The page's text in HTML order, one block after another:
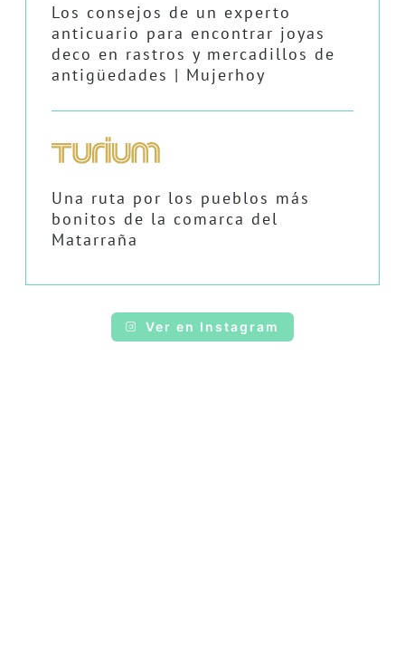
Los consejos de un experto
anticuario para encontrar joyas
deco en rastros y mercadillos de
antigüedades | Mujerhoy
Una ruta por los pueblos más
bonitos de la comarca del
Matarraña
Ver en Instagram